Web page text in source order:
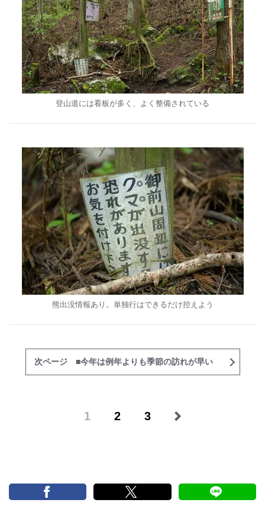
登山道には看板が多く、よく整備されている
熊出没情報あり。単独行はできるだけ控えよう
次ページ ■今年は例年よりも季節の訪れが早い
1 2 3